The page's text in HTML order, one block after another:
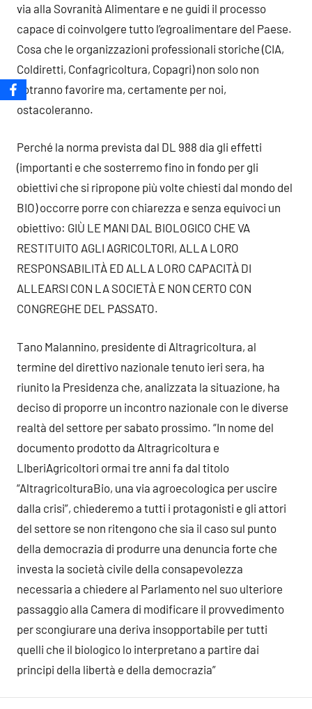
via alla Sovranità Alimentare e ne guidi il processo
capace di coinvolgere tutto l’egroalimentare del Paese.
Cosa che le organizzazioni professionali storiche (CIA,
Coldiretti, Confagricoltura, Copagri) non solo non
potranno favorire ma, certamente per noi,
ostacoleranno.
Perché la norma prevista dal DL 988 dia gli effetti
(importanti e che sosterremo fino in fondo per gli
obiettivi che si ripropone più volte chiesti dal mondo del
BIO) occorre porre con chiarezza e senza equivoci un
obiettivo: GIÙ LE MANI DAL BIOLOGICO CHE VA
RESTITUITO AGLI AGRICOLTORI, ALLA LORO
RESPONSABILITÀ ED ALLA LORO CAPACITÀ DI
ALLEARSI CON LA SOCIETÀ E NON CERTO CON
CONGREGHE DEL PASSATO.
Tano Malannino, presidente di Altragricoltura, al
termine del direttivo nazionale tenuto ieri sera, ha
riunito la Presidenza che, analizzata la situazione, ha
deciso di proporre un incontro nazionale con le diverse
realtà del settore per sabato prossimo. “In nome del
documento prodotto da Altragricoltura e
LIberiAgricoltori ormai tre anni fa dal titolo
“AltragricolturaBio, una via agroecologica per uscire
dalla crisi”, chiederemo a tutti i protagonisti e gli attori
del settore se non ritengono che sia il caso sul punto
della democrazia di produrre una denuncia forte che
investa la società civile della consapevolezza
necessaria a chiedere al Parlamento nel suo ulteriore
passaggio alla Camera di modificare il provvedimento
per scongiurare una deriva insopportabile per tutti
quelli che il biologico lo interpretano a partire dai
principi della libertà e della democrazia”